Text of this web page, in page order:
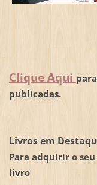
Clique Aqui
publicadas.
Livros em
Para adquirir o
livro